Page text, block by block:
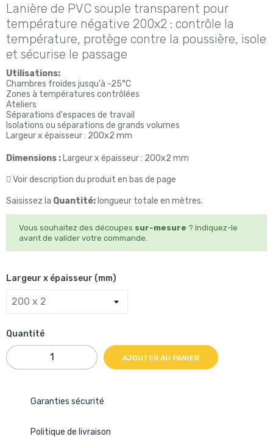
Lanière de PVC souple transparent pour
température négative 200x2 : contrôle la
température, protège contre la poussière, isole
et sécurise le passage
Utilisations:
Chambres froides jusqu'à -25°C
Zones à températures contrôlées
Ateliers
Séparations d'espaces de travail
Isolations ou séparations de grands volumes
Largeur x épaisseur : 200x2 mm
Dimensions : Largeur x épaisseur : 200x2 mm
Voir description du produit en bas de page
Saisissez la Quantité: longueur totale en mètres.
Vous souhaitez des découpes sur-mesure ? Indiquez-le
avant de valider votre commande.
Largeur x épaisseur (mm)
Quantité
AJOUTER AU PANIER
Garanties sécurité
Politique de livraison